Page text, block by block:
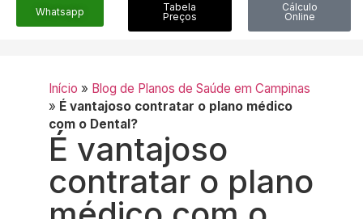
Whatsapp
Tabela
Preços
Cálculo
Online
Início » Blog de Planos de Saúde em Campinas
» É vantajoso contratar o plano médico
com o Dental?
É vantajoso
contratar o plano